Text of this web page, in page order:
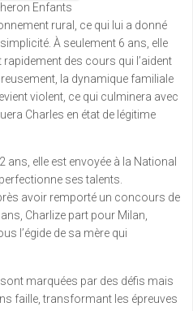
Enfants
rural, ce qui lui a donné
À seulement 6 ans, elle
des cours qui l’aident
la dynamique familiale
violent, ce qui culminera avec
Charles en état de légitime
ans, elle est envoyée à la National
ses talents.
avoir remporté un concours de
Charlize part pour Milan,
l’égide de sa mère qui
marquées par des défis mais
faille, transformant les épreuves